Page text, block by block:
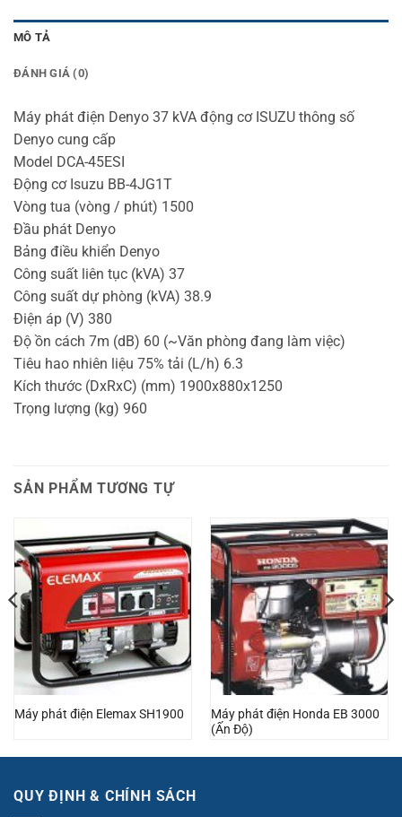
MÔ TẢ
ĐÁNH GIÁ (0)
Máy phát điện Denyo 37 kVA động cơ ISUZU thông số
Denyo cung cấp
Model DCA-45ESI
Động cơ Isuzu BB-4JG1T
Vòng tua (vòng / phút) 1500
Đầu phát Denyo
Bảng điều khiển Denyo
Công suất liên tục (kVA) 37
Công suất dự phòng (kVA) 38.9
Điện áp (V) 380
Độ ồn cách 7m (dB) 60 (~Văn phòng đang làm việc)
Tiêu hao nhiên liệu 75% tải (L/h) 6.3
Kích thước (DxRxC) (mm) 1900x880x1250
Trọng lượng (kg) 960
SẢN PHẨM TƯƠNG TỰ
Máy phát điện Elemax SH1900
Máy phát điện Honda EB 3000
(Ấn Độ)
QUY ĐỊNH & CHÍNH SÁCH